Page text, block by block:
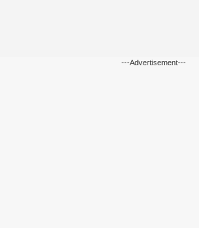
---Advertisement---